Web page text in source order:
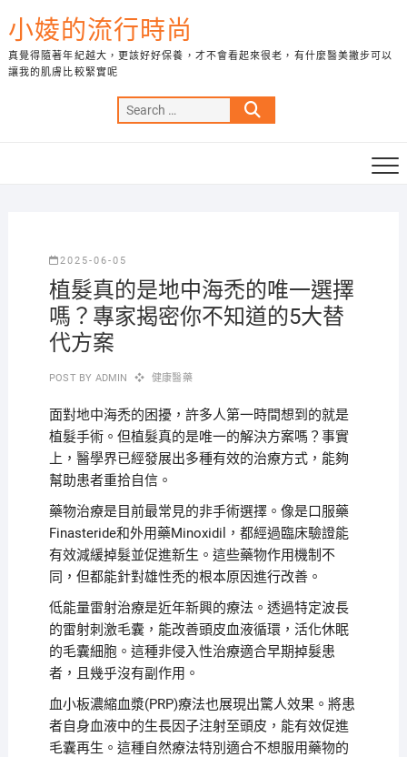
to
content
小婈的流行時尚
真覺得隨著年紀越大，更該好好保養，才不會看起來很老，有什麼醫美撇步可以
讓我的肌膚比較緊實呢
Search
…
2025-06-05
植髮真的是地中海禿的唯一選擇
嗎？專家揭密你不知道的5大替
代方案
POST BY ADMIN 健康醫藥
面對地中海禿的困擾，許多人第一時間想到的就是
植髮手術。但植髮真的是唯一的解決方案嗎？事實
上，醫學界已經發展出多種有效的治療方式，能夠
幫助患者重拾自信。
藥物治療是目前最常見的非手術選擇。像是口服藥
Finasteride和外用藥Minoxidil，都經過臨床驗證能
有效減緩掉髮並促進新生。這些藥物作用機制不
同，但都能針對雄性禿的根本原因進行改善。
低能量雷射治療是近年新興的療法。透過特定波長
的雷射刺激毛囊，能改善頭皮血液循環，活化休眠
的毛囊細胞。這種非侵入性治療適合早期掉髮患
者，且幾乎沒有副作用。
血小板濃縮血漿(PRP)療法也展現出驚人效果。將患
者自身血液中的生長因子注射至頭皮，能有效促進
毛囊再生。這種自然療法特別適合不想服用藥物的